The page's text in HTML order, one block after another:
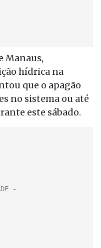
Manaus,
hídrica na
que o apagão
no sistema ou até
este sábado.